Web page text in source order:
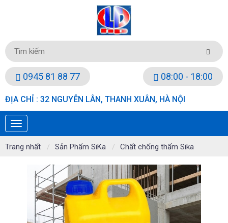
0945 81 88 77 08:00 - 18:00
ĐỊA CHỈ : 32 NGUYỄN LÂN, THANH XUÂN, HÀ NỘI
Trang nhất Sản Phẩm SiKa Chất chống thấm Sika